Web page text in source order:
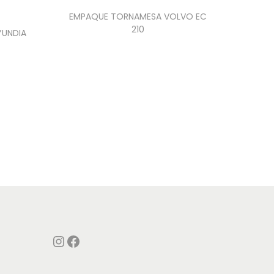
EMPAQUE TORNAMESA VOLVO EC
210
InstagramFacebook